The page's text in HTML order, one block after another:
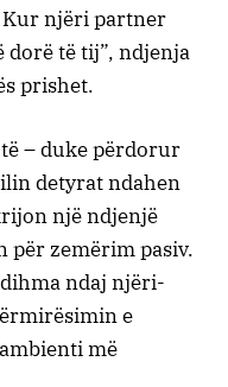
Kur njëri partner
dorë të tij”, ndjenja
prishet.
– duke përdorur
detyrat ndahen
një ndjenjë
për zemërim pasiv.
ndaj njëri-
e
më